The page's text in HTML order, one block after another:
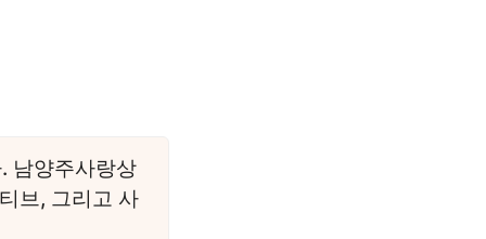
남양주사랑상
브, 그리고 사